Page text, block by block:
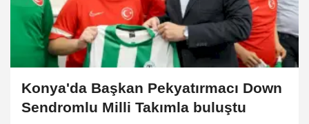
Konya'da Başkan Pekyatırmacı Down
Sendromlu Milli Takımla buluştu